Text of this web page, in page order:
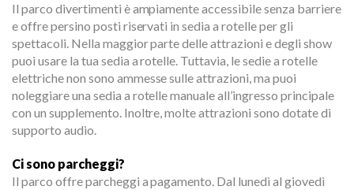
Il parco divertimenti è ampiamente accessibile senza barriere
e offre persino posti riservati in sedia a rotelle per gli
spettacoli. Nella maggior parte delle attrazioni e degli show
puoi usare la tua sedia a rotelle. Tuttavia, le sedie a rotelle
elettriche non sono ammesse sulle attrazioni, ma puoi
noleggiare una sedia a rotelle manuale all’ingresso principale
con un supplemento. Inoltre, molte attrazioni sono dotate di
supporto audio.
Ci sono parcheggi?
Il parco offre parcheggi a pagamento. Dal lunedì al giovedì